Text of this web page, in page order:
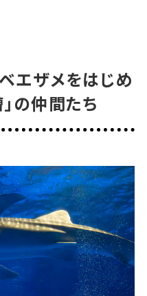
エザメをはじめ
の仲間たち